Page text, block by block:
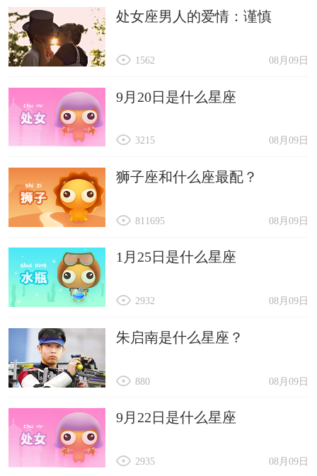
遇属牛：互相排斥，为争夺优势而发生冲突，二者
不会朝共同的目标合作。属龙遇属龙：有大冲突，
难以保持良好的关系，无法和谐共事。属龙遇属
处女座男人的爱情：谨慎
08月09日
1562
9月20日是什么星座
08月09日
3215
狮子座和什么座最配？
08月09日
811695
1月25日是什么星座
08月09日
2932
朱启南是什么星座？
08月09日
880
9月22日是什么星座
08月09日
2935